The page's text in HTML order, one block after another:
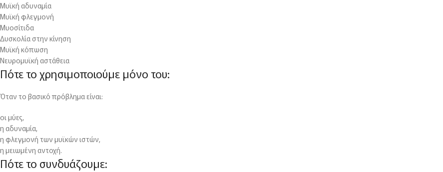
Μυϊκή αδυναμία
Μυϊκή φλεγμονή
Μυοσίτιδα
Δυσκολία στην κίνηση
Μυϊκή κόπωση
Νευρομυϊκή αστάθεια
Πότε το χρησιμοποιούμε μόνο του:
Όταν το βασικό πρόβλημα είναι:
οι μύες,
η αδυναμία,
η φλεγμονή των μυϊκών ιστών,
η μειωμένη αντοχή.
Πότε το συνδυάζουμε: